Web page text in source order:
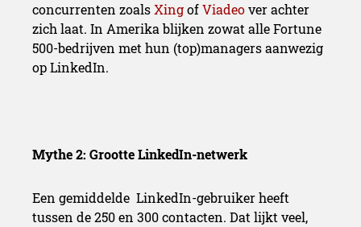
concurrenten zoalsXingofViadeover achter
zich laat. In Amerika blijken zowat alle Fortune
500-bedrijven met hun (top)managers aanwezig
op LinkedIn.
Mythe 2: Grootte LinkedIn-netwerk
Een gemiddelde LinkedIn-gebruiker heeft
tussen de 250 en 300 contacten. Dat lijkt veel,